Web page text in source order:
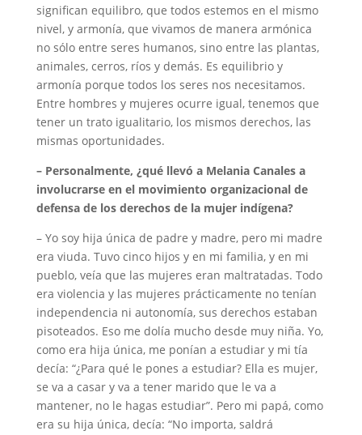
significan equilibro, que todos estemos en el mismo
nivel, y armonía, que vivamos de manera armónica
no sólo entre seres humanos, sino entre las plantas,
animales, cerros, ríos y demás. Es equilibrio y
armonía porque todos los seres nos necesitamos.
Entre hombres y mujeres ocurre igual, tenemos que
tener un trato igualitario, los mismos derechos, las
mismas oportunidades.
– Personalmente, ¿qué llevó a Melania Canales a
involucrarse en el movimiento organizacional de
defensa de los derechos de la mujer indígena?
– Yo soy hija única de padre y madre, pero mi madre
era viuda. Tuvo cinco hijos y en mi familia, y en mi
pueblo, veía que las mujeres eran maltratadas. Todo
era violencia y las mujeres prácticamente no tenían
independencia ni autonomía, sus derechos estaban
pisoteados. Eso me dolía mucho desde muy niña. Yo,
como era hija única, me ponían a estudiar y mi tía
decía: “¿Para qué le pones a estudiar? Ella es mujer,
se va a casar y va a tener marido que le va a
mantener, no le hagas estudiar”. Pero mi papá, como
era su hija única, decía: “No importa, saldrá